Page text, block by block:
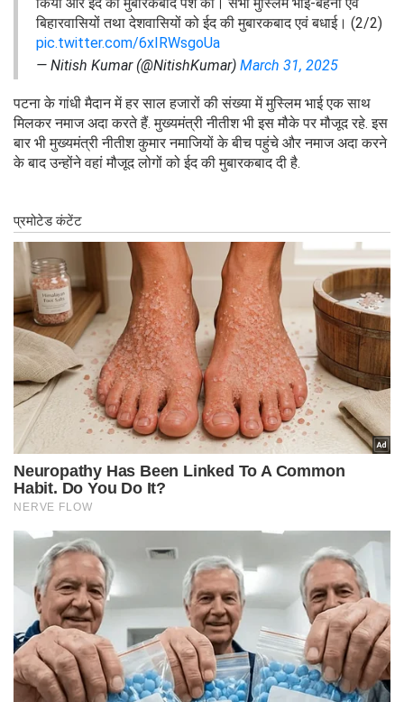
बिहारवासियों तथा देशवासियों को ईद की मुबारकबाद एवं बधाई। (2/2)
pic.twitter.com/6xIRWsgoUa
— Nitish Kumar (@NitishKumar) March 31, 2025
पटना के गांधी मैदान में हर साल हजारों की संख्या में मुस्लिम भाई एक साथ
मिलकर नमाज अदा करते हैं. मुख्यमंत्री नीतीश भी इस मौके पर मौजूद रहे. इस
बार भी मुख्यमंत्री नीतीश कुमार नमाजियों के बीच पहुंचे और नमाज अदा करने
के बाद उन्होंने वहां मौजूद लोगों को ईद की मुबारकबाद दी है.